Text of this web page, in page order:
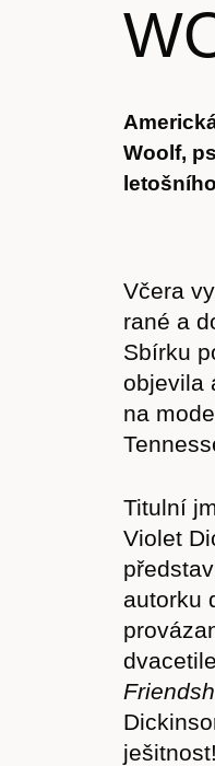
Woolf,
Včera
rané a
Sbírku
objevila
na
Titulní
Violet
autorku